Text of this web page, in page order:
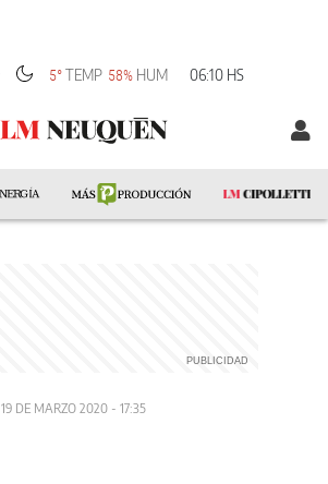
5°TEMP 58% HUM 06:10 HS
19 DE MARZO 2020 - 17:35